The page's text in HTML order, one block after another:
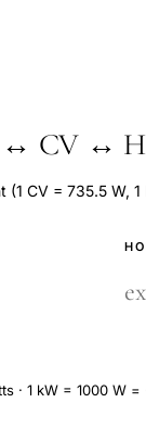
↔ CV ↔
CV = 735.5 W, 1
· 1 kW = 1000 W =